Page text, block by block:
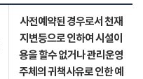
사전예약된 경우로서 천재
지변등으로 인하여 시설이
용을 할수 없거나 관리운영
주체의 귀책사유로 인한 예